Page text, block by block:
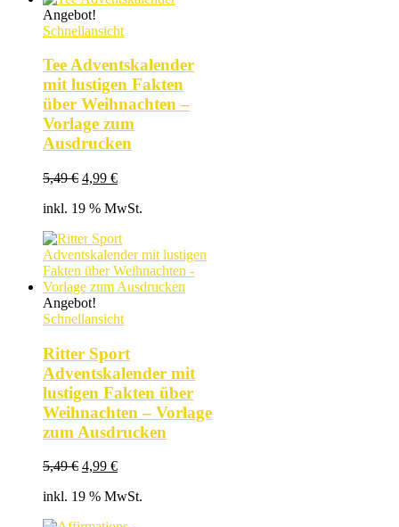
Angebot!
Schnellansicht
Tee Adventskalender
mit lustigen Fakten
über Weihnachten –
Vorlage zum
Ausdrucken
5,49€ Ursprünglicher
war:
4,99 €Aktueller
ist:
inkl. 19 % MwSt.
Angebot!
Schnellansicht
Ritter Sport
Adventskalender mit
lustigen Fakten über
Weihnachten – Vorlage
zum Ausdrucken
5,49€ Ursprünglicher
war:
4,99 €Aktueller
ist:
inkl. 19 % MwSt.